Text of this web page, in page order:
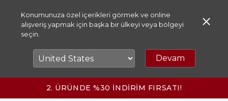
Konumunuza özel içerikleri görmek ve online
alışveriş yapmak için başka bir ülkeyi veya bölgeyi
seçin.
Devam
2. ÜRÜNDE %30 İNDİRİM FIRSATI!